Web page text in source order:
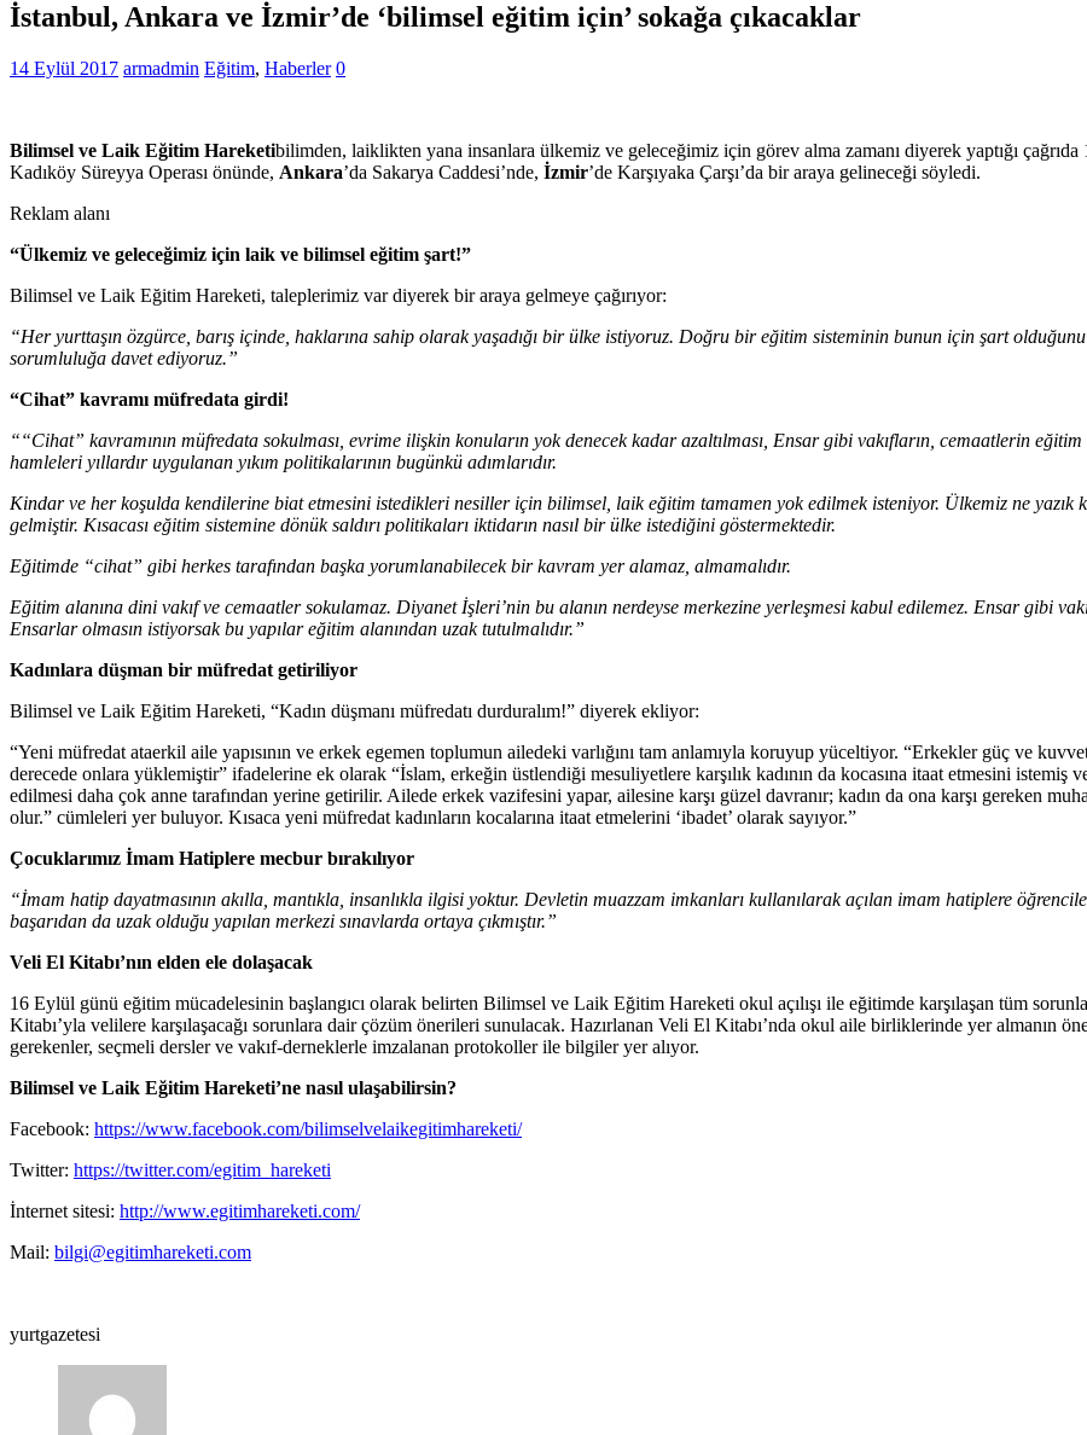
İstanbul, Ankara ve İzmir’de ‘bilimsel eğitim için’ sokağa çıkacaklar
14 Eylül 2017 armadmin Eğitim, Haberler 0
Bilimsel ve Laik Eğitim Hareketibilimden, laiklikten yana insanlara ülkemiz ve geleceğimiz için görev alma zamanı diyerek yaptığı çağrıda
Kadıköy Süreyya Operası önünde, Ankara’da Sakarya Caddesi’nde, İzmir’de Karşıyaka Çarşı’da bir araya gelineceği söyledi.
Reklam alanı
“Ülkemiz ve geleceğimiz için laik ve bilimsel eğitim şart!”
Bilimsel ve Laik Eğitim Hareketi, taleplerimiz var diyerek bir araya gelmeye çağırıyor:
“Her yurttaşın özgürce, barış içinde, haklarına sahip olarak yaşadığı bir ülke istiyoruz. Doğru bir eğitim sisteminin bunun için şart
sorumluluğa davet ediyoruz.”
“Cihat” kavramı müfredata girdi!
““Cihat” kavramının müfredata sokulması, evrime ilişkin konuların yok denecek kadar azaltılması, Ensar gibi vakıfların, cemaatlerin
hamleleri yıllardır uygulanan yıkım politikalarının bugünkü adımlarıdır.
Kindar ve her koşulda kendilerine biat etmesini istedikleri nesiller için bilimsel, laik eğitim tamamen yok edilmek isteniyor. Ülkemiz ne
gelmiştir. Kısacası eğitim sistemine dönük saldırı politikaları iktidarın nasıl bir ülke istediğini göstermektedir.
Eğitimde “cihat” gibi herkes tarafından başka yorumlanabilecek bir kavram yer alamaz, almamalıdır.
Eğitim alanına dini vakıf ve cemaatler sokulamaz. Diyanet İşleri’nin bu alanın nerdeyse merkezine yerleşmesi kabul edilemez. Ensar gibi
Ensarlar olmasın istiyorsak bu yapılar eğitim alanından uzak tutulmalıdır.”
Kadınlara düşman bir müfredat getiriliyor
Bilimsel ve Laik Eğitim Hareketi, “Kadın düşmanı müfredatı durduralım!” diyerek ekliyor:
“Yeni müfredat ataerkil aile yapısının ve erkek egemen toplumun ailedeki varlığını tam anlamıyla koruyup yüceltiyor. “Erkekler güç ve
derecede onlara yüklemiştir” ifadelerine ek olarak “İslam, erkeğin üstlendiği mesuliyetlere karşılık kadının da kocasına itaat etmesini istemiş
edilmesi daha çok anne tarafından yerine getirilir. Ailede erkek vazifesini yapar, ailesine karşı güzel davranır; kadın da ona karşı gereken
olur.” cümleleri yer buluyor. Kısaca yeni müfredat kadınların kocalarına itaat etmelerini ‘ibadet’ olarak sayıyor.”
Çocuklarımız İmam Hatiplere mecbur bırakılıyor
“İmam hatip dayatmasının akılla, mantıkla, insanlıkla ilgisi yoktur. Devletin muazzam imkanları kullanılarak açılan imam hatiplere
başarıdan da uzak olduğu yapılan merkezi sınavlarda ortaya çıkmıştır.”
Veli El Kitabı’nın elden ele dolaşacak
16 Eylül günü eğitim mücadelesinin başlangıcı olarak belirten Bilimsel ve Laik Eğitim Hareketi okul açılışı ile eğitimde karşılaşan tüm
Kitabı’yla velilere karşılaşacağı sorunlara dair çözüm önerileri sunulacak. Hazırlanan Veli El Kitabı’nda okul aile birliklerinde yer almanın
gerekenler, seçmeli dersler ve vakıf-derneklerle imzalanan protokoller ile bilgiler yer alıyor.
Bilimsel ve Laik Eğitim Hareketi’ne nasıl ulaşabilirsin?
Facebook: https://www.facebook.com/bilimselvelaikegitimhareketi/
Twitter: https://twitter.com/egitim_hareketi
İnternet sitesi: http://www.egitimhareketi.com/
Mail: bilgi@egitimhareketi.com
yurtgazetesi